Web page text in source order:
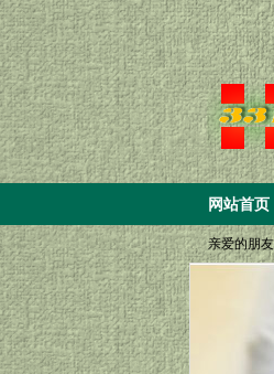
网站首页
亲爱的朋